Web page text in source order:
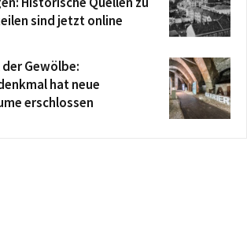
sind jetzt online
Gewölbe:
hat neue
erschlossen